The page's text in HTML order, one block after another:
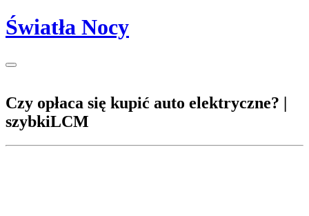
Światła Nocy
Czy opłaca się kupić auto elektryczne? |
szybkiLCM